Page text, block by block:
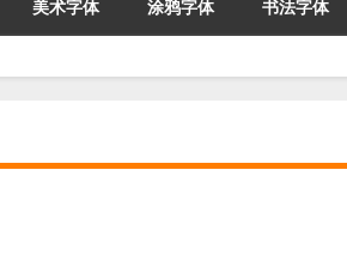
美术字体 涂鸦字体 书法字体